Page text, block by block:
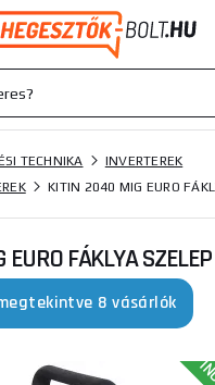
TECHNIKA
INVERTEREK
KITIN 2040 MIG EURO
FÁKLYA SZELEP
8 vásárlók